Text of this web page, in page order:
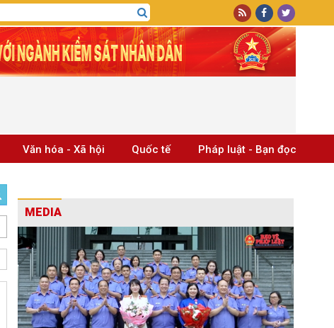
Văn hóa - Xã hội Quốc tế Pháp luật - Bạn đọc
MEDIA